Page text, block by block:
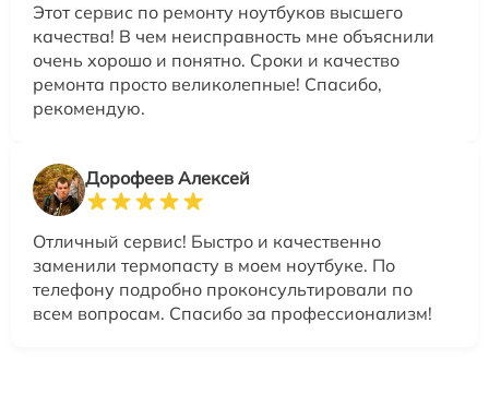
Этот сервис по ремонту ноутбуков высшего
качества! В чем неисправность мне объяснили
очень хорошо и понятно. Сроки и качество
ремонта просто великолепные! Спасибо,
рекомендую.
Дорофеев Алексей
Отличный сервис! Быстро и качественно
заменили термопасту в моем ноутбуке. По
телефону подробно проконсультировали по
всем вопросам. Спасибо за профессионализм!